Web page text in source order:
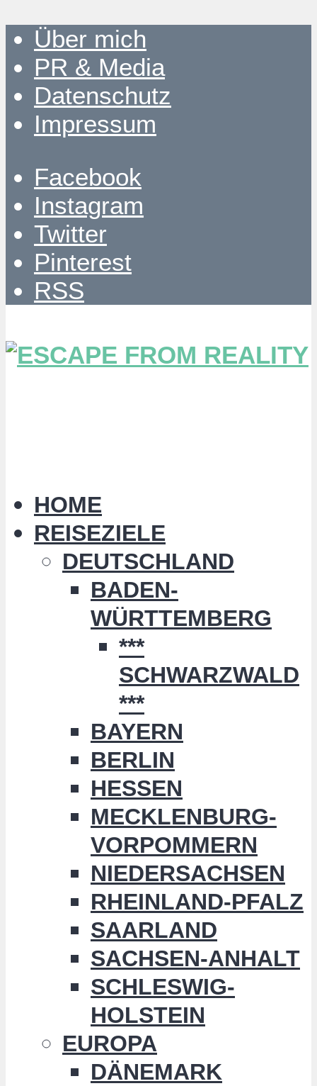
Über mich
PR & Media
Datenschutz
Impressum
Facebook
Instagram
Twitter
Pinterest
RSS
HOME
REISEZIELE
DEUTSCHLAND
BADEN-
WÜRTTEMBERG
***
SCHWARZWALD
***
BAYERN
BERLIN
HESSEN
MECKLENBURG-
VORPOMMERN
NIEDERSACHSEN
RHEINLAND-PFALZ
SAARLAND
SACHSEN-ANHALT
SCHLESWIG-
HOLSTEIN
EUROPA
DÄNEMARK